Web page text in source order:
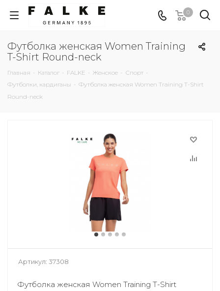
0
Футболка женская Women Training
T-Shirt Round-neck
Главная - Каталог - FALKE - Женское - Спорт -
Футболки, кардиганы - Футболка женская Women Training T-Shirt
Round-neck
Артикул: 37308
Футболка женская Women Training T-Shirt